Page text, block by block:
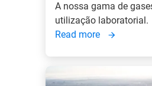
A nossa gama de
utilização laboratorial.
Read more